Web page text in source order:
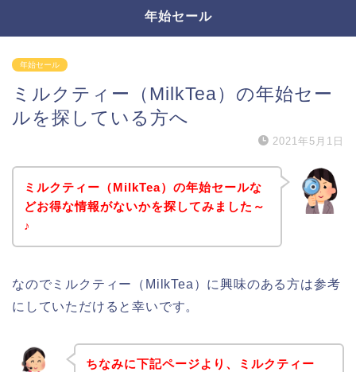
年始セール
年始セール
ミルクティー（MilkTea）の年始セー
ルを探している方へ
2021年5月1日
ミルクティー（MilkTea）の年始セールな
どお得な情報がないかを探してみました～
♪
なのでミルクティー（MilkTea）に興味のある方は参考
にしていただけると幸いです。
ちなみに下記ページより、ミルクティー